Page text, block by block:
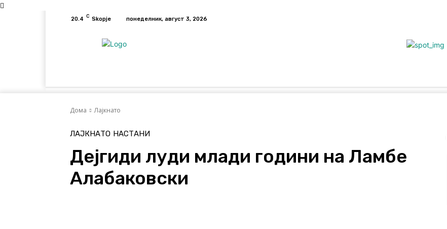
20.4 C Skopje понеделник, август 3, 2026
Дома Лајкнато
ЛАЈКНАТО НАСТАНИ
Дејгиди луди млади години на Ламбе
Алабаковски